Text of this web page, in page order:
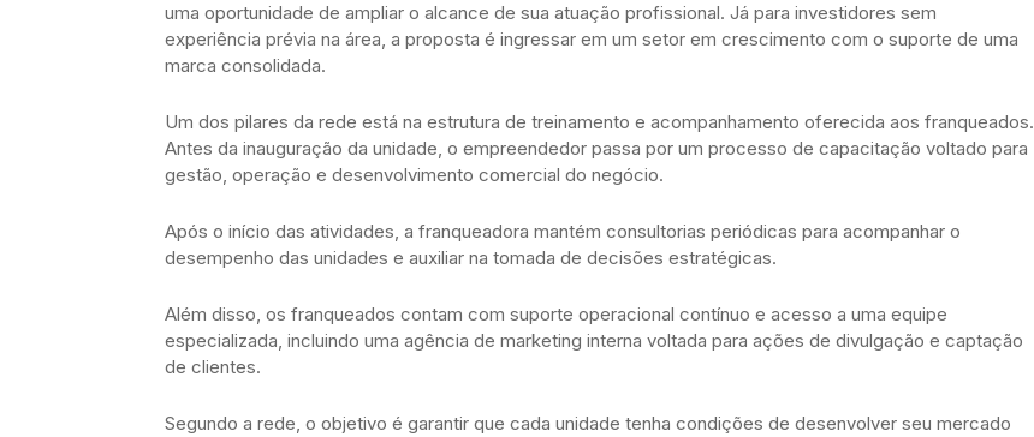
uma oportunidade de ampliar o alcance de sua atuação profissional. Já para investidores sem
experiência prévia na área, a proposta é ingressar em um setor em crescimento com o suporte de uma
marca consolidada.
Um dos pilares da rede está na estrutura de treinamento e acompanhamento oferecida aos franqueados.
Antes da inauguração da unidade, o empreendedor passa por um processo de capacitação voltado para
gestão, operação e desenvolvimento comercial do negócio.
Após o início das atividades, a franqueadora mantém consultorias periódicas para acompanhar o
desempenho das unidades e auxiliar na tomada de decisões estratégicas.
Além disso, os franqueados contam com suporte operacional contínuo e acesso a uma equipe
especializada, incluindo uma agência de marketing interna voltada para ações de divulgação e captação
de clientes.
Segundo a rede, o objetivo é garantir que cada unidade tenha condições de desenvolver seu mercado